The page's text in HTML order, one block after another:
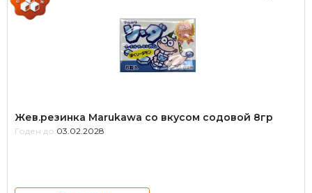
Жев.резинка Marukawa со вкусом содовой 8гр
Годен до: 03.02.2028